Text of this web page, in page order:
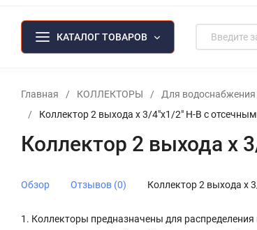
КАТАЛОГ ТОВАРОВ
Главная / КОЛЛЕКТОРЫ / Для водоснабжения
/
Коллектор 2 выхода х 3/4"х1/2" Н-В с
Коллектор 2 выхода х
Обзор Отзывов (0) Коллектор 2 выхода х
1. Коллекторы предназначены для